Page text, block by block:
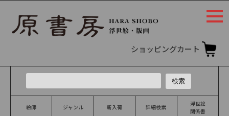
ショッピングカート
絵師 ジャンル 新入荷 詳細検索
浮世絵
関係書